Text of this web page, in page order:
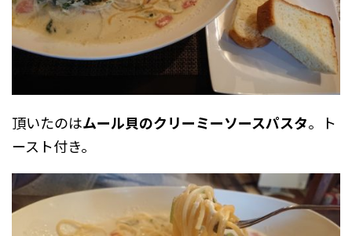
頂いたのはムール貝のクリーミーソースパスタ。ト
ースト付き。